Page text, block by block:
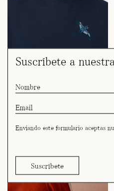
Suscríbete a
Enviando este formulario aceptas